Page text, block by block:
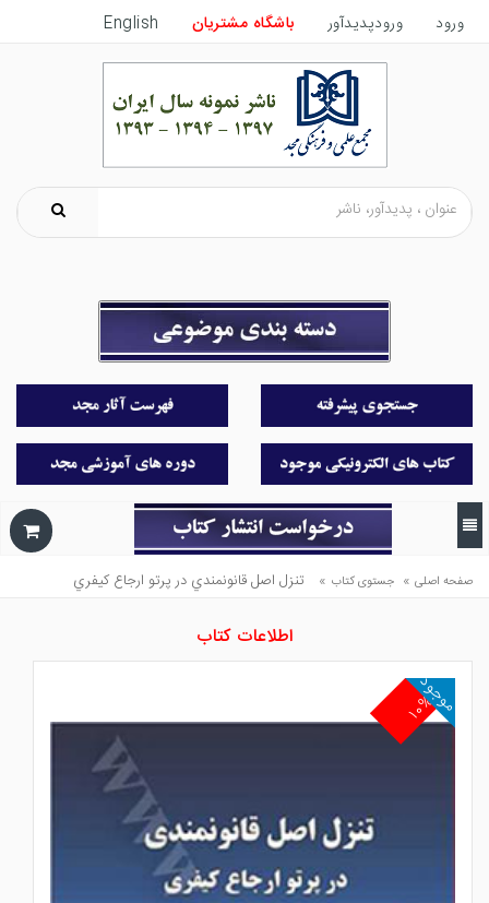
ورود ورودپدیدآور باشگاه مشتریان English
صفحه اصلی » جستوی کتاب » تنزل اصل قانونمندي در پرتو ارجاع كيفري
اطلاعات کتاب
۱۰%
موجود